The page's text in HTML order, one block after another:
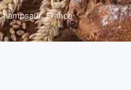
France